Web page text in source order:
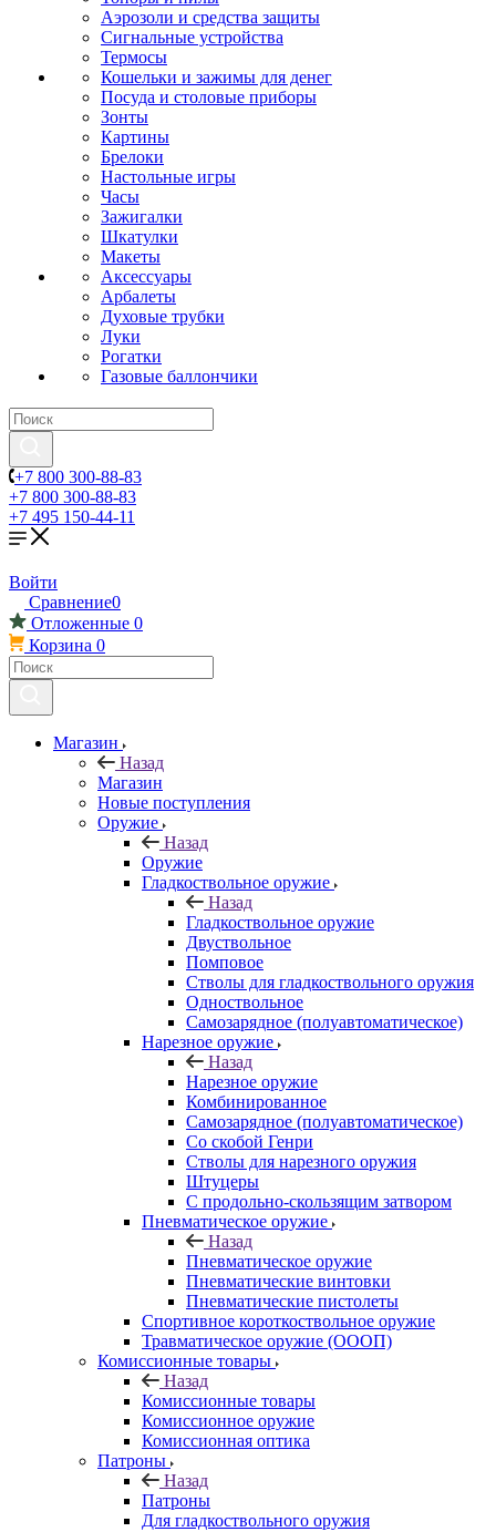
Аэрозоли и средства защиты
Сигнальные устройства
Термосы
Кошельки и зажимы для денег
Посуда и столовые приборы
Зонты
Картины
Брелоки
Настольные игры
Часы
Зажигалки
Шкатулки
Макеты
Аксессуары
Арбалеты
Духовые трубки
Луки
Рогатки
Газовые баллончики
+7 800 300-88-83
+7 800 300-88-83
+7 495 150-44-11
Войти
Сравнение0
Отложенные 0
Корзина 0
Магазин
Назад
Магазин
Новые поступления
Оружие
Назад
Оружие
Гладкоствольное оружие
Назад
Гладкоствольное оружие
Двуствольное
Помповое
Стволы для гладкоствольного оружия
Одноствольное
Самозарядное (полуавтоматическое)
Нарезное оружие
Назад
Нарезное оружие
Комбинированное
Самозарядное (полуавтоматическое)
Со скобой Генри
Стволы для нарезного оружия
Штуцеры
С продольно-скользящим затвором
Пневматическое оружие
Назад
Пневматическое оружие
Пневматические винтовки
Пневматические пистолеты
Спортивное короткоствольное оружие
Травматическое оружие (ОООП)
Комиссионные товары
Назад
Комиссионные товары
Комиссионное оружие
Комиссионная оптика
Патроны
Назад
Патроны
Для гладкоствольного оружия